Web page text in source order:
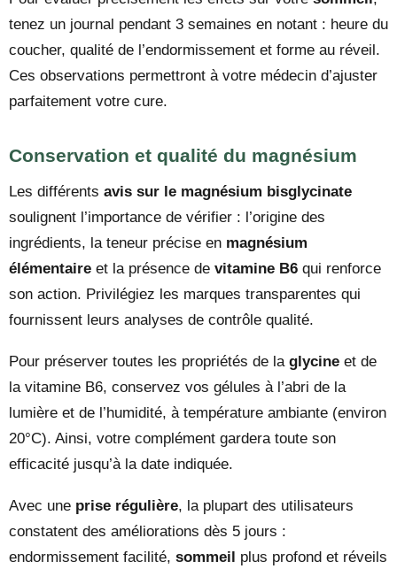
tenez un journal pendant 3 semaines en notant : heure du
coucher, qualité de l’endormissement et forme au réveil.
Ces observations permettront à votre médecin d’ajuster
parfaitement votre cure.
Conservation et qualité du magnésium
Les différents avis sur le magnésium bisglycinate
soulignent l’importance de vérifier : l’origine des
ingrédients, la teneur précise en magnésium
élémentaire et la présence de vitamine B6 qui renforce
son action. Privilégiez les marques transparentes qui
fournissent leurs analyses de contrôle qualité.
Pour préserver toutes les propriétés de la glycine et de
la vitamine B6, conservez vos gélules à l’abri de la
lumière et de l’humidité, à température ambiante (environ
20°C). Ainsi, votre complément gardera toute son
efficacité jusqu’à la date indiquée.
Avec une prise régulière, la plupart des utilisateurs
constatent des améliorations dès 5 jours :
endormissement facilité, sommeil plus profond et réveils